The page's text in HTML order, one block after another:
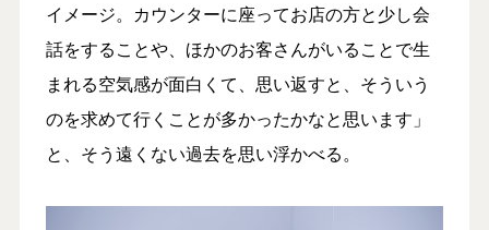
イメージ。カウンターに座ってお店の方と少し会
話をすることや、ほかのお客さんがいることで生
まれる空気感が面白くて、思い返すと、そういう
のを求めて行くことが多かったかなと思います」
と、そう遠くない過去を思い浮かべる。